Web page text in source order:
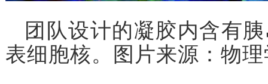
团队设计的凝胶内含有
表细胞核。图片来源：物